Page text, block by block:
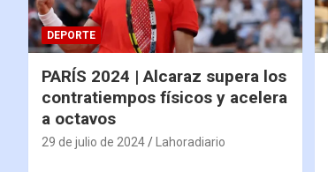
DEPORTE
PARÍS 2024 | Alcaraz supera los
contratiempos físicos y acelera
a octavos
29 de julio de 2024 Lahoradiario